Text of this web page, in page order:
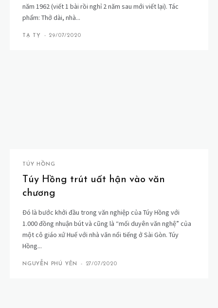
năm 1962 (viết 1 bài rồi nghỉ 2 năm sau mới viết lại). Tác
phẩm: Thở dài, nhà...
TẠ TỴ - 29/07/2020
TÚY HỒNG
Túy Hồng trút uất hận vào văn
chương
Đó là bước khởi đầu trong văn nghiệp của Túy Hồng với
1.000 đồng nhuận bút và cũng là “mối duyên văn nghệ” của
một cô giáo xứ Huế với nhà văn nổi tiếng ở Sài Gòn. Túy
Hồng...
NGUYỄN PHÚ YÊN - 27/07/2020